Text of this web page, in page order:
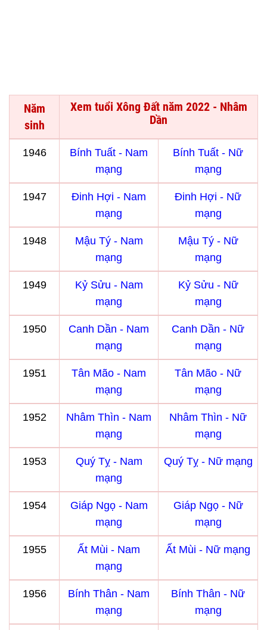
Năm
sinh
Xem tuổi Xông Đất năm 2022 - Nhâm
Dần
1946
Bính Tuất - Nam
mạng
Bính Tuất - Nữ
mạng
1947
Đinh Hợi - Nam
mạng
Đinh Hợi - Nữ
mạng
1948
Mậu Tý - Nam
mạng
Mậu Tý - Nữ
mạng
1949
Kỷ Sửu - Nam
mạng
Kỷ Sửu - Nữ
mạng
1950
Canh Dần - Nam
mạng
Canh Dần - Nữ
mạng
1951
Tân Mão - Nam
mạng
Tân Mão - Nữ
mạng
1952
Nhâm Thìn - Nam
mạng
Nhâm Thìn - Nữ
mạng
1953
Quý Tỵ - Nam
mạng
Quý Tỵ - Nữ mạng
1954
Giáp Ngọ - Nam
mạng
Giáp Ngọ - Nữ
mạng
1955
Ất Mùi - Nam
mạng
Ất Mùi - Nữ mạng
1956
Bính Thân - Nam
mạng
Bính Thân - Nữ
mạng